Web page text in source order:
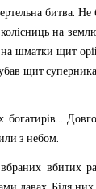
битва. Не
колісниць на
на шматки щит
щит суперника
богатирів...Довго
з небом.
вбраних вбитих
лавах Біля них